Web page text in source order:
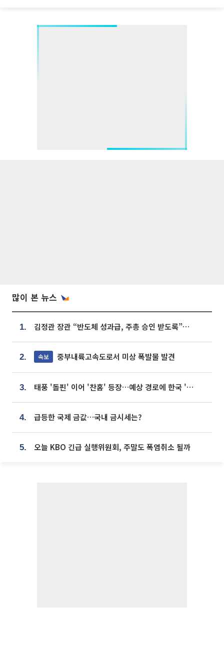
많이 본 뉴스
1. 김정관 장관 “반도체 성과급, 주총 승인 받도록”…상법·자본시장법 개정 시사
2. 속보 중부내륙고속도로서 미상 폭발물 발견
3. 태풍 '돌핀' 이어 '찬홈' 등장…예상 경로에 한국 '한숨'
4. 급등한 국제 금값…국내 금시세는?
5. 오늘 KBO 긴급 실행위원회, 주말도 폭염취소 될까